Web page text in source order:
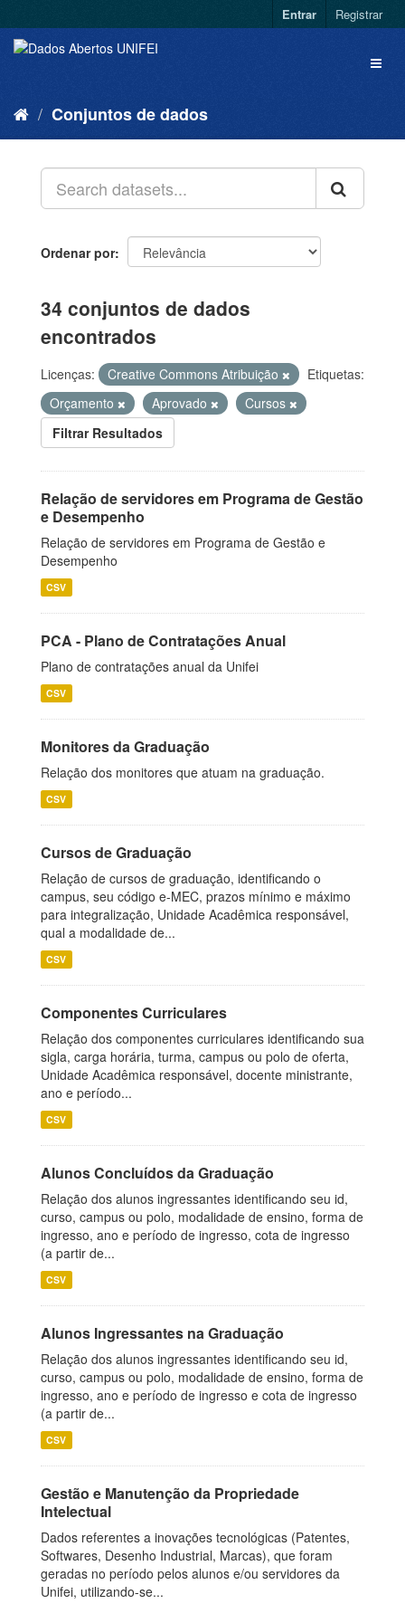
Entrar Registrar
Conjuntos de dados
Ordenar por
34 conjuntos de dados
encontrados
Licenças: Creative Commons Atribuição
Etiquetas:
Orçamento
Aprovado
Cursos
Filtrar Resultados
Relação de servidores em Programa de Gestão
e Desempenho
Relação de servidores em Programa de Gestão e
Desempenho
CSV
PCA - Plano de Contratações Anual
Plano de contratações anual da Unifei
CSV
Monitores da Graduação
Relação dos monitores que atuam na graduação.
CSV
Cursos de Graduação
Relação de cursos de graduação, identificando o
campus, seu código e-MEC, prazos mínimo e máximo
para integralização, Unidade Acadêmica responsável,
qual a modalidade de...
CSV
Componentes Curriculares
Relação dos componentes curriculares identificando sua
sigla, carga horária, turma, campus ou polo de oferta,
Unidade Acadêmica responsável, docente ministrante,
ano e período...
CSV
Alunos Concluídos da Graduação
Relação dos alunos ingressantes identificando seu id,
curso, campus ou polo, modalidade de ensino, forma de
ingresso, ano e período de ingresso, cota de ingresso
(a partir de...
CSV
Alunos Ingressantes na Graduação
Relação dos alunos ingressantes identificando seu id,
curso, campus ou polo, modalidade de ensino, forma de
ingresso, ano e período de ingresso e cota de ingresso
(a partir de...
CSV
Gestão e Manutenção da Propriedade
Intelectual
Dados referentes a inovações tecnológicas (Patentes,
Softwares, Desenho Industrial, Marcas), que foram
geradas no período pelos alunos e/ou servidores da
Unifei, utilizando-se...